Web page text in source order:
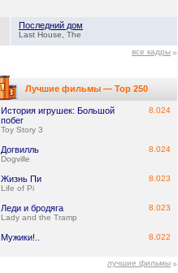
Последний дом
Last House, The
все кадры
Лучшие фильмы — Top 250
История игрушек: Большой
побег
Toy Story 3
8.024
Догвилль
Dogville
8.024
Жизнь Пи
Life of Pi
8.023
Леди и бродяга
Lady and the Tramp
8.023
Мужики!.. 8.022
лучшие фильмы